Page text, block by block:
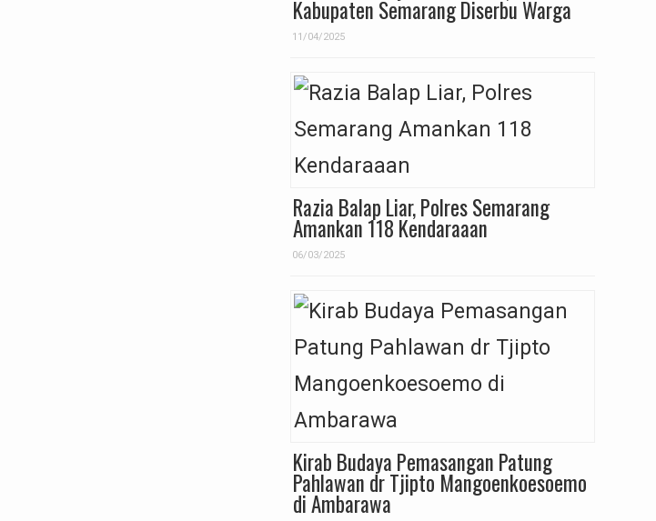
Kabupaten Semarang Diserbu Warga
11/04/2025
Razia Balap Liar, Polres Semarang
Amankan 118 Kendaraaan
06/03/2025
Kirab Budaya Pemasangan Patung
Pahlawan dr Tjipto Mangoenkoesoemo
di Ambarawa